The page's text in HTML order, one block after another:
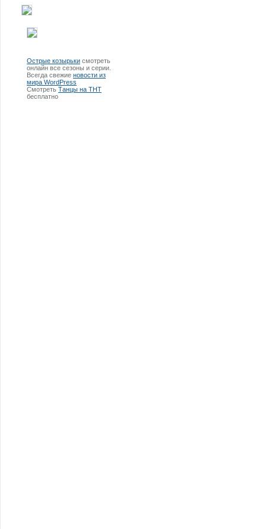
Острые козырьки смотреть
онлайн все сезоны и серии.
Всегда свежие новости из
мира WordPress
Смотреть Танцы на ТНТ
бесплатно